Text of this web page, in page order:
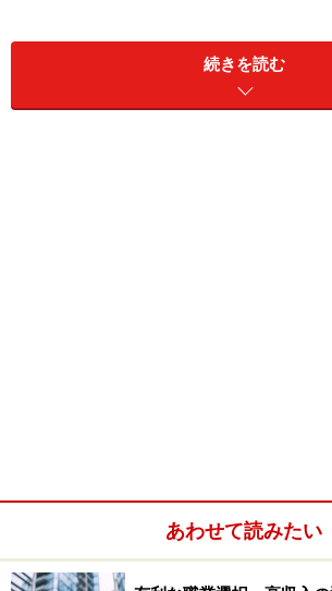
まで読むことで、「何故その会社
か？」など企業の本質が見えてくるこ
続きを読む
あわせて読みたい